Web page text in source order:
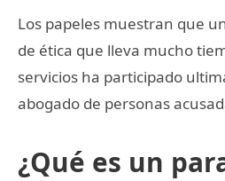
Los papeles muestran que
de ética que lleva mucho
servicios ha participado
abogado de personas
¿Qué es un